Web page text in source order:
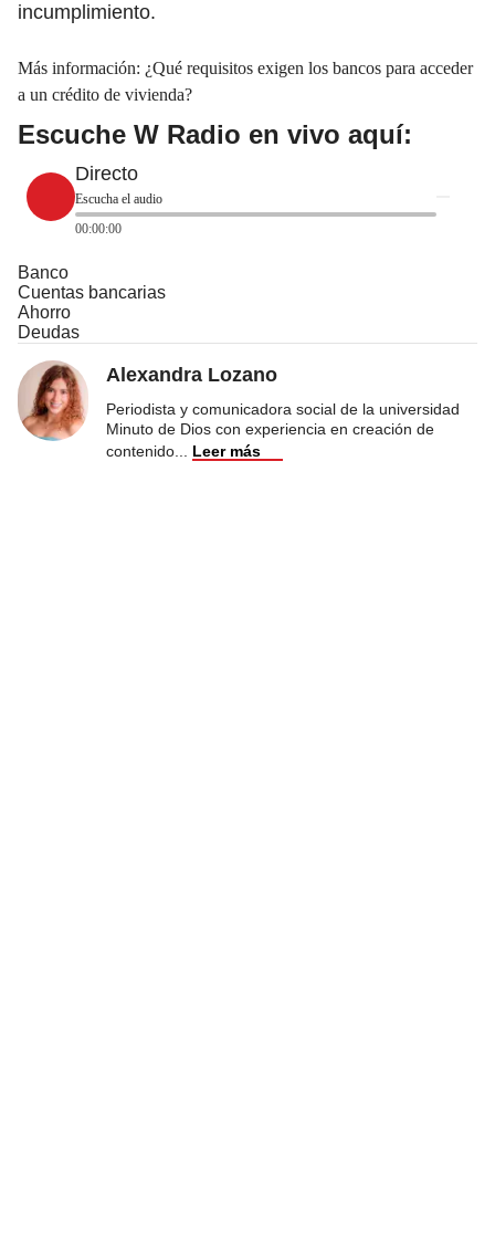
incumplimiento.
Más información: ¿Qué requisitos exigen los bancos para acceder
a un crédito de vivienda?
Escuche W Radio en vivo aquí:
Directo
Escucha el audio
00:00:00
Banco
Cuentas bancarias
Ahorro
Deudas
Alexandra Lozano
Periodista y comunicadora social de la universidad
Minuto de Dios con experiencia en creación de
contenido
Leer más